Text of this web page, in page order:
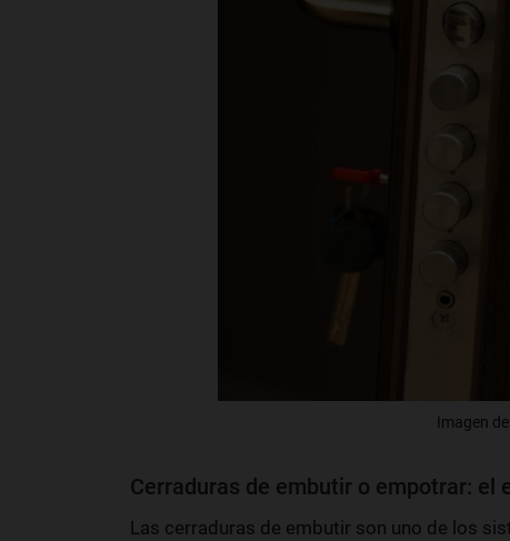
Imagen
Cerraduras de embutir o empotrar: el
Las cerraduras de embutir son uno de los